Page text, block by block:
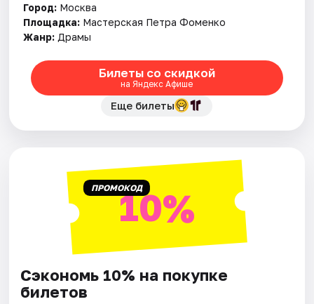
Город: Москва
Площадка: Мастерская Петра Фоменко
Жанр: Драмы
Билеты со скидкой
на Яндекс Афише
Еще билеты
ПРОМОКОД10%
Сэкономь 10% на покупке
билетов